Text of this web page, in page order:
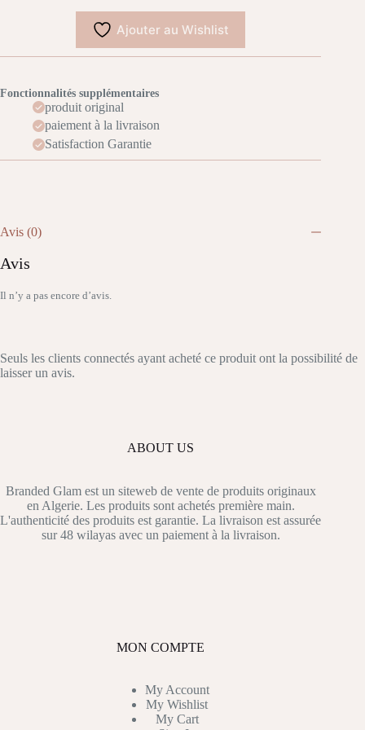
Ajouter au Wishlist
Fonctionnalités supplémentaires
produit original
paiement à la livraison
Satisfaction Garantie
Avis (0)
Avis
Il n’y a pas encore d’avis.
Seuls les clients connectés ayant acheté ce produit ont la possibilité de
laisser un avis.
ABOUT US
Branded Glam est un siteweb de vente de produits originaux
en Algerie. Les produits sont achetés première main.
L'authenticité des produits est garantie. La livraison est assurée
sur 48 wilayas avec un paiement à la livraison.
MON COMPTE
My Account
My Wishlist
My Cart